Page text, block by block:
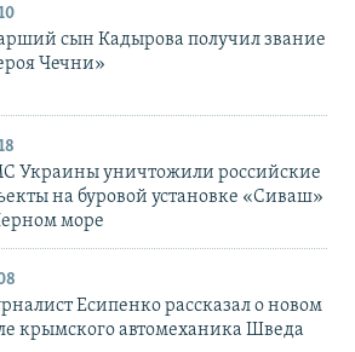
сын Кадырова получил звание
Чечни»
Украины уничтожили российские
на буровой установке «Сиваш»
море
Есипенко рассказал о новом
крымского автомеханика Шведа